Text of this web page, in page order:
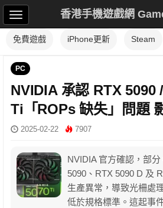
香港手機遊戲網
免費遊戲 iPhone更新 Steam
PC
NVIDIA 承認 RTX 5090
Ti「ROPs 缺失」問題
2025-02-22 7907
NVIDIA 官方確認，部
5090、RTX 5090 D 及
生產異常，導致光柵處
低於規格標準。這起事